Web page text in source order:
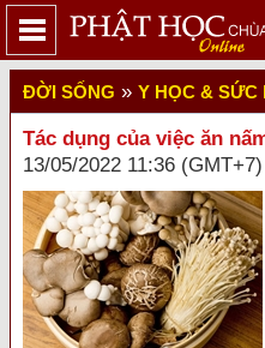
ĐỜI SỐNG » Y HỌC & SỨC
Tác dụng của việc ăn
13/05/2022 11:36 (GMT+7)